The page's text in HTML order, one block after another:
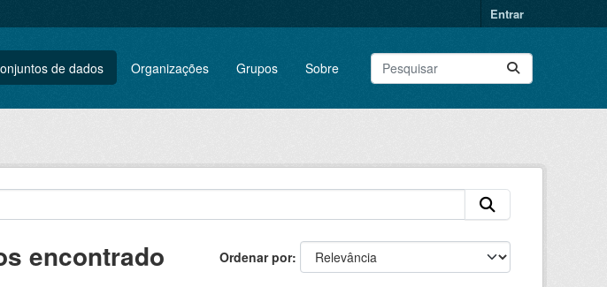
Entrar
de dados Organizações Grupos Sobre
Ordenar por
encontrado